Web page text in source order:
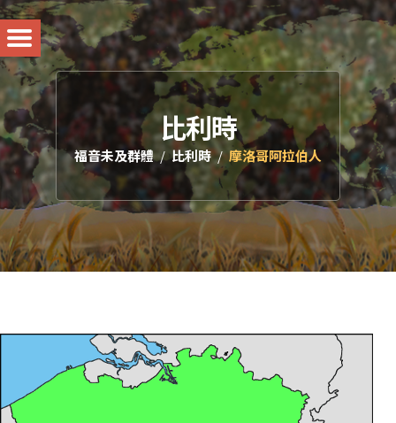
比利時
福音未及群體 比利時 摩洛哥阿拉伯人